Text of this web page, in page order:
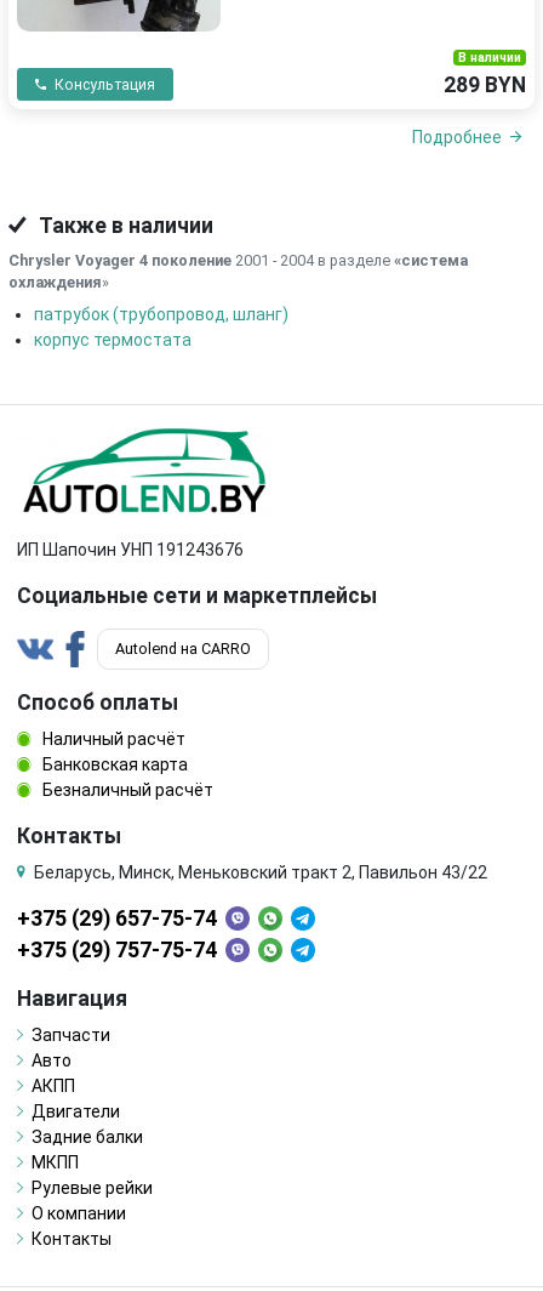
Консультация
В наличии
289 BYN
Подробнее
Также в наличии
Chrysler Voyager 4 поколение 2001 - 2004 в разделе «система
охлаждения»
патрубок (трубопровод, шланг)
корпус термостата
ИП Шапочин УНП 191243676
Социальные сети и маркетплейсы
Autolend на CARRO
Способ оплаты
Наличный расчёт
Банковская карта
Безналичный расчёт
Контакты
Беларусь, Минск, Меньковский тракт 2, Павильон 43/22
+375 (29) 657-75-74
+375 (29) 757-75-74
Навигация
Запчасти
Авто
АКПП
Двигатели
Задние балки
МКПП
Рулевые рейки
О компании
Контакты